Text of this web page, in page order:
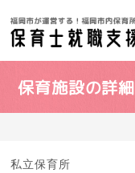
保育施設の詳細
私立保育所